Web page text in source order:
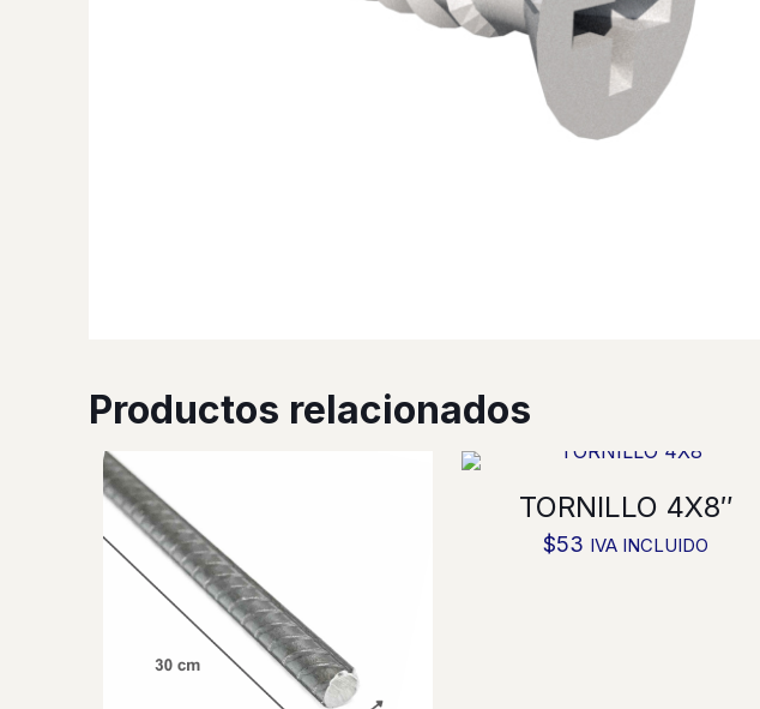
Productos relacionados
TORNILLO 4X8″
$53 IVA INCLUIDO